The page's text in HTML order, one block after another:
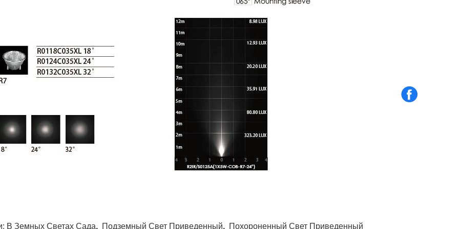
В Земных Светах Сада, Подземный Свет Приведенный, Похороненный Свет Приведенный